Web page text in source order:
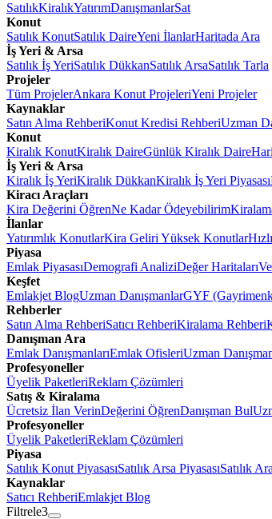
SatılıkKiralıkYatırımDanışmanlarSat
Konut
Satılık KonutSatılık DaireYeni İlanlarHaritada Ara
İş Yeri & Arsa
Satılık İş YeriSatılık DükkanSatılık ArsaSatılık Tarla
Projeler
Tüm ProjelerAnkara Konut ProjeleriYeni Projeler
Kaynaklar
Satın Alma RehberiKonut Kredisi RehberiUzman
Konut
Kiralık KonutKiralık DaireGünlük Kiralık Daire
İş Yeri & Arsa
Kiralık İş YeriKiralık DükkanKiralık İş Yeri Piyasası
Kiracı Araçları
Kira Değerini ÖğrenNe Kadar Ödeyebilirim
İlanlar
Yatırımlık KonutlarKira Geliri Yüksek Konutlar
Piyasa
Emlak PiyasasıDemografi AnaliziDeğer Haritaları
Keşfet
Emlakjet BlogUzman DanışmanlarGYF
Rehberler
Satın Alma RehberiSatıcı RehberiKiralama Rehberi
Danışman Ara
Emlak DanışmanlarıEmlak OfisleriUzman
Profesyoneller
Üyelik PaketleriReklam Çözümleri
Satış & Kiralama
Ücretsiz İlan VerinDeğerini ÖğrenDanışman Bul
Profesyoneller
Üyelik PaketleriReklam Çözümleri
Piyasa
Satılık Konut PiyasasıSatılık Arsa PiyasasıSatılık
Kaynaklar
Satıcı RehberiEmlakjet Blog
Filtrele3